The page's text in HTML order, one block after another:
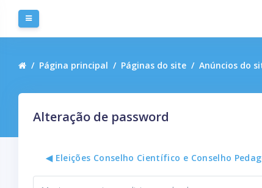
Ir para o conteúdo principal
Página principal Páginas do site Anúncios do
Alteração de password
◀︎ Eleições Conselho Científico e Conselho